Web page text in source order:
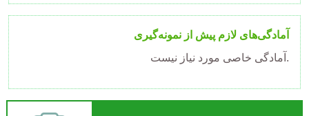
آمادگی‌های لازم پیش از نمونه‌گیری
آمادگی خاصی مورد نیاز نیست .